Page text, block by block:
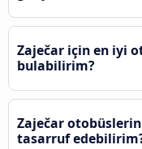
Zaječar için en iyi
bulabilirim?
Zaječar
tasarruf